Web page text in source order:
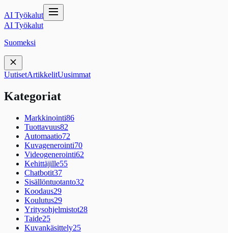
AI Työkalut
AI Työkalut
Suomeksi
UutisetArtikkelitUusimmat
Kategoriat
Markkinointi86
Tuottavuus82
Automaatio72
Kuvagenerointi70
Videogenerointi62
Kehittäjille55
Chatbotit37
Sisällöntuotanto32
Koodaus29
Koulutus29
Yritysohjelmistot28
Taide25
Kuvankäsittely25